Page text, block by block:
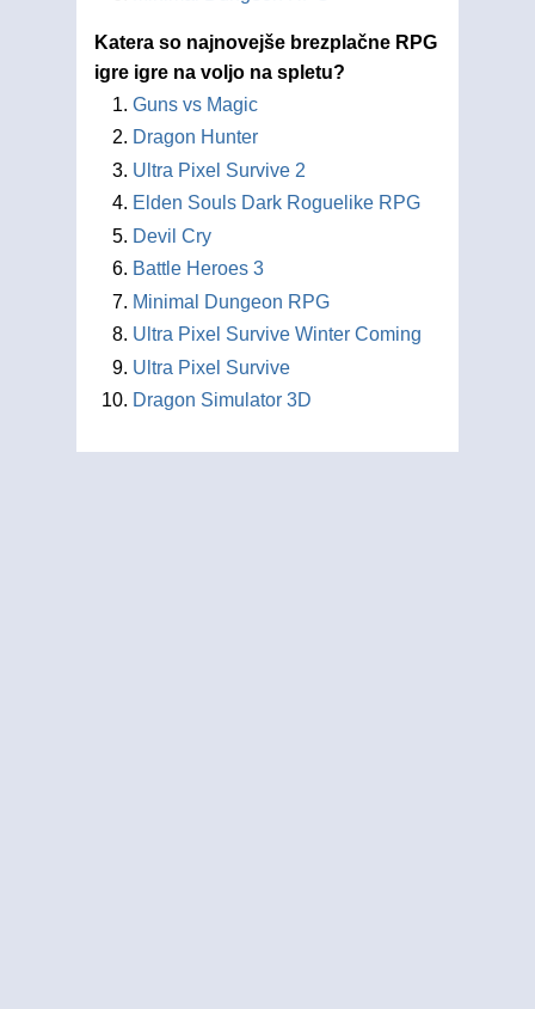
Katera so najnovejše brezplačne RPG
igre igre na voljo na spletu?
Guns vs Magic
Dragon Hunter
Ultra Pixel Survive 2
Elden Souls Dark Roguelike RPG
Devil Cry
Battle Heroes 3
Minimal Dungeon RPG
Ultra Pixel Survive Winter Coming
Ultra Pixel Survive
Dragon Simulator 3D